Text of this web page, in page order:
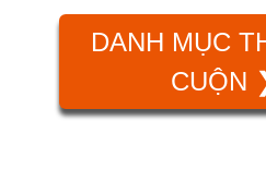
DANH MỤC
CUỘN